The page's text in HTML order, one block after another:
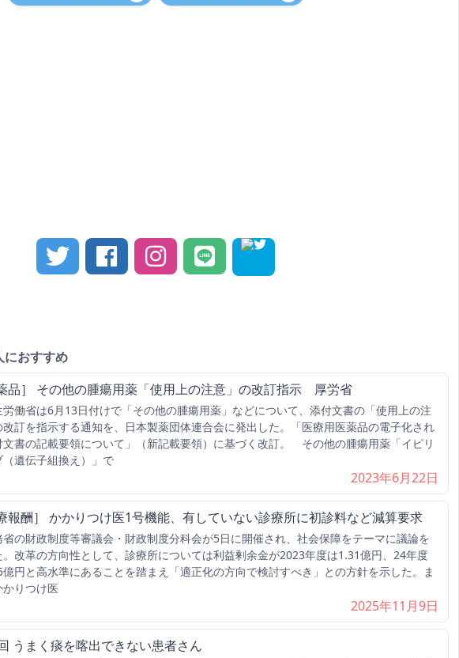
におすすめ
品］ その他の腫瘍用薬「使用上の注意」の改訂指示 厚労省
働省は6月13日付けで「その他の腫瘍用薬」などについて、添付文書の「使用上の注
改訂を指示する通知を、日本製薬団体連合会に発出した。「医療用医薬品の電子化され
文書の記載要領について」（新記載要領）に基づく改訂。 その他の腫瘍用薬「イピリ
（遺伝子組換え）」で
2023年6月22日
報酬］ かかりつけ医1号機能、有していない診療所に初診料など減算要求
の財政制度等審議会・財政制度分科会が5日に開催され、社会保障をテーマに議論を
。改革の方向性として、診療所については利益剰余金が2023年度は1.31億円、24年度
億円と高水準にあることを踏まえ「適正化の方向で検討すべき」との方針を示した。ま
かりつけ医
2025年11月9日
うまく痰を喀出できない患者さん